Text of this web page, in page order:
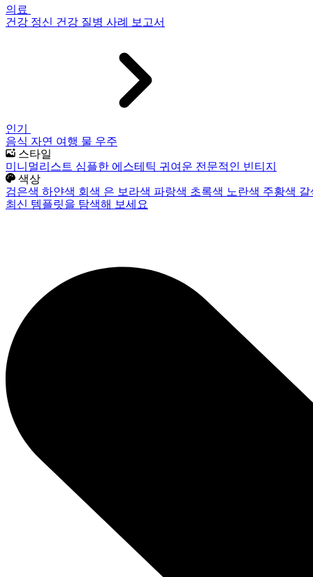
의료
건강 정신 건강 질병 사례 보고서
인기
음식 자연 여행 물 우주
스타일
미니멀리스트 심플한 에스테틱 귀여운 전문적인 빈티지
색상
검은색 하얀색 회색 은 보라색 파랑색 초록색 노란색 주황색
최신 템플릿을 탐색해 보세요